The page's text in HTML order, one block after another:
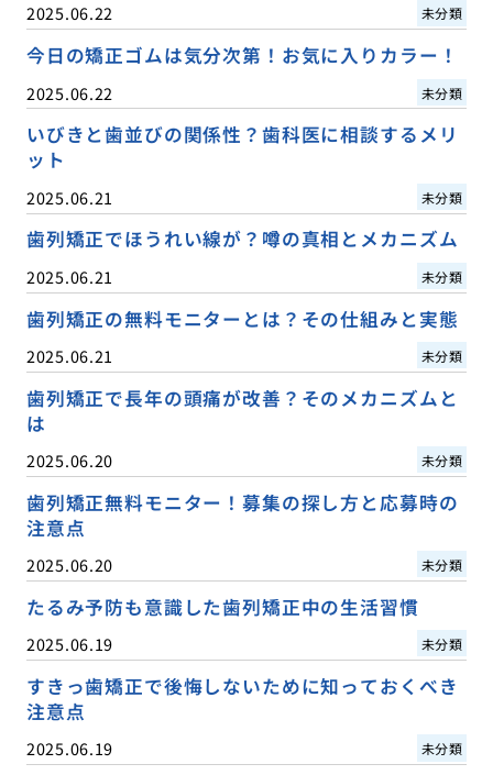
2025.06.22 未分類
今日の矯正ゴムは気分次第！お気に入りカラー！
2025.06.22 未分類
いびきと歯並びの関係性？歯科医に相談するメリ
ット
2025.06.21 未分類
歯列矯正でほうれい線が？噂の真相とメカニズム
2025.06.21 未分類
歯列矯正の無料モニターとは？その仕組みと実態
2025.06.21 未分類
歯列矯正で長年の頭痛が改善？そのメカニズムと
は
2025.06.20 未分類
歯列矯正無料モニター！募集の探し方と応募時の
注意点
2025.06.20 未分類
たるみ予防も意識した歯列矯正中の生活習慣
2025.06.19 未分類
すきっ歯矯正で後悔しないために知っておくべき
注意点
2025.06.19 未分類